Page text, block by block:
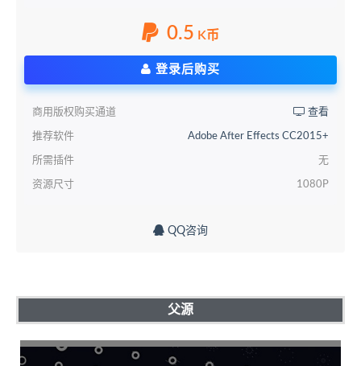
0.5 K币
登录后购买
商用版权购买通道 查看
推荐软件 Adobe After Effects CC2015+
所需插件 无
资源尺寸 1080P
QQ咨询
父源